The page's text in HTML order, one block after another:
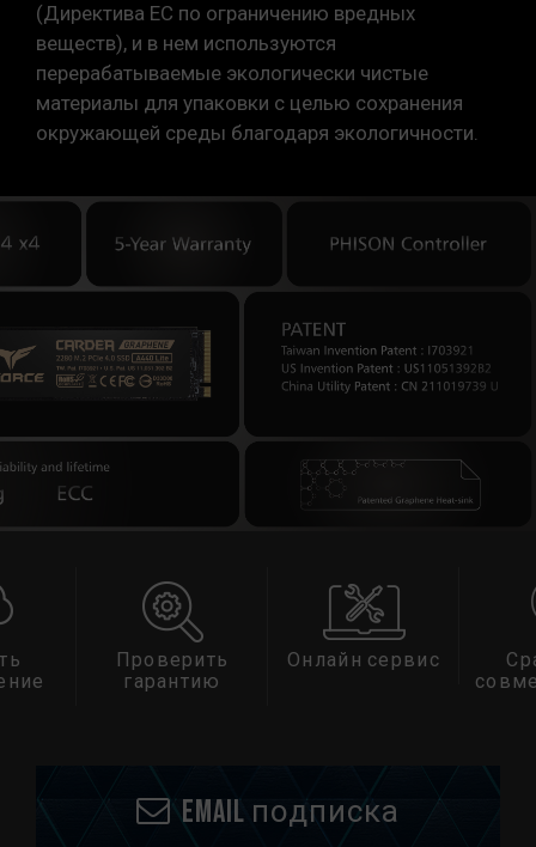
(Директива ЕС по ограничению вредных
веществ), и в нем используются
перерабатываемые экологически чистые
материалы для упаковки с целью сохранения
окружающей среды благодаря экологичности.
Проверить
гарантию
Онлайн сервис
Email подписка